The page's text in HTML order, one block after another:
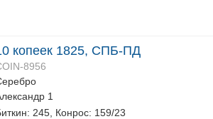
копеек 1825, СПБ-ПД
8956
1
245, Конрос: 159/23